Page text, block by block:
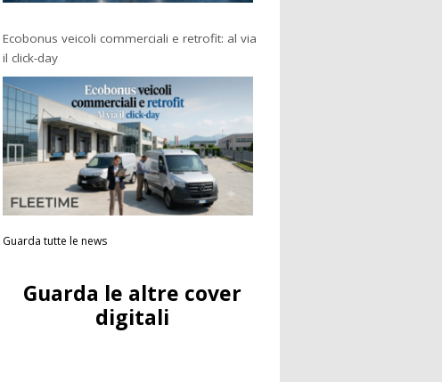
Ecobonus veicoli commerciali e retrofit: al via
il click-day
Guarda tutte le news
Guarda le altre cover
digitali